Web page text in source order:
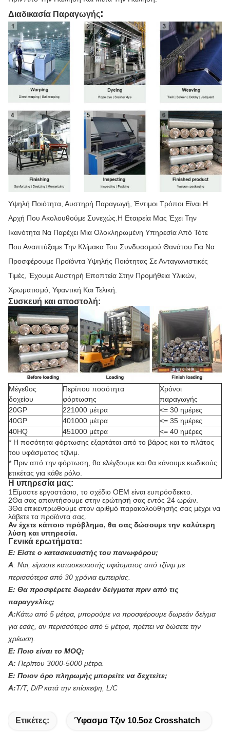
Διαδικασία Παραγωγής:
Υψηλή Ποιότητα, Αυστηρή Παραγωγή, Έντιμοι Τρόποι Είναι Η
Αρχή Που Ακολουθούμε Συνεχώς.Η Εταιρεία Μας Έχει Την
Ικανότητα Να Παρέχει Μια Ολοκληρωμένη Υπηρεσία Από Τότε
Που Αναπτύξαμε Την Κλίμακα Του Συνδυασμού Θανάτου.Για Να
Προσφέρουμε Προϊόντα Υψηλής Ποιότητας Σε Ανταγωνιστικές
Τιμές, Έχουμε Αυστηρή Εποπτεία Στην Προμήθεια Υλικών,
Χρωματισμό, Υφαντική Και Τελική.
Συσκευή και αποστολή:
Μέγεθος
δοχείου
Περίπου ποσότητα
φόρτωσης
Χρόνοι
παραγωγής
20GP
221000 μέτρα
<= 30 ημέρες
40GP
401000 μέτρα
<= 35 ημέρες
40HQ
451000 μέτρα
<= 40 ημέρες
* Η ποσότητα φόρτωσης εξαρτάται από το βάρος και το πλάτος
του υφάσματος τζίνιμ.
* Πριν από την φόρτωση, θα ελέγξουμε και θα κάνουμε κωδικούς
ετικέτας για κάθε ρόλο.
Η υπηρεσία μας:
1Είμαστε εργοστάσιο, το σχέδιο OEM είναι ευπρόσδεκτο.
2Θα σας απαντήσουμε στην ερώτησή σας εντός 24 ωρών.
3Θα επικεντρωθούμε στον αριθμό παρακολούθησής σας μέχρι να
λάβετε τα προϊόντα σας.
Αν έχετε κάποιο πρόβλημα, θα σας δώσουμε την καλύτερη
λύση και υπηρεσία.
Γενικά ερωτήματα:
Ε: Είστε ο κατασκευαστής του πανωφόρου;
Α: Ναι, είμαστε κατασκευαστής υφάσματος από τζίνιμ με
περισσότερα από 30 χρόνια εμπειρίας.
Ε: Θα προσφέρετε δωρεάν δείγματα πριν από τις
παραγγελίες;
Α:Κάτω από 5 μέτρα, μπορούμε να προσφέρουμε δωρεάν δείγμα
για εσάς, αν περισσότερο από 5 μέτρα, πρέπει να δώσετε την
χρέωση.
Ε: Ποιο είναι το MOQ;
Α: Περίπου 3000-5000 μέτρα.
Ε: Ποιον όρο πληρωμής μπορείτε να δεχτείτε;
Α:T/T, D/P κατά την επίσκεψη, L/C
Ετικέτες: Ύφασμα Τζιν 10.5oz Crosshatch